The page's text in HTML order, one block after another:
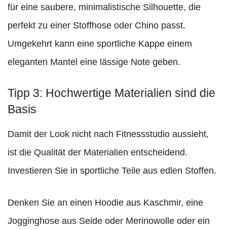
für eine saubere, minimalistische Silhouette, die
perfekt zu einer Stoffhose oder Chino passt.
Umgekehrt kann eine sportliche Kappe einem
eleganten Mantel eine lässige Note geben.
Tipp 3: Hochwertige Materialien sind die
Basis
Damit der Look nicht nach Fitnessstudio aussieht,
ist die Qualität der Materialien entscheidend.
Investieren Sie in sportliche Teile aus edlen Stoffen.
Denken Sie an einen Hoodie aus Kaschmir, eine
Jogginghose aus Seide oder Merinowolle oder ein